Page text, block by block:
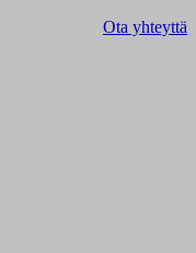
Ota yhteyttä